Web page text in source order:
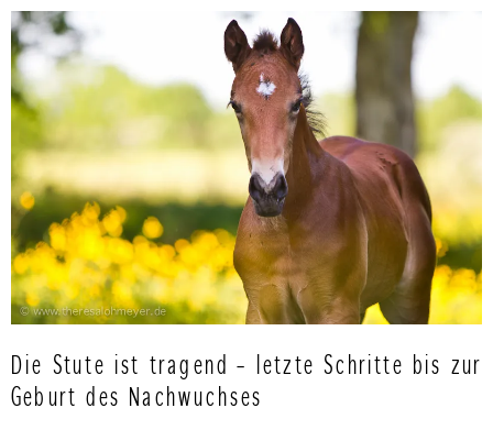
Die Stute ist tragend – letzte Schritte bis zur
Geburt des Nachwuchses